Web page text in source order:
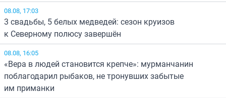
08.08, 17:03
3 свадьбы, 5 белых медведей: сезон круизов
к Северному полюсу завершён
08.08, 16:05
«Вера в людей становится крепче»: мурманчанин
поблагодарил рыбаков, не тронувших забытые
им приманки